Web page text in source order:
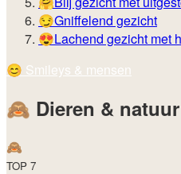
😏Gniffelend gezicht
😍Lachend gezicht met
😊️ Smileys & mensen
🙈️ Dieren & natuur
🙈️
TOP 7